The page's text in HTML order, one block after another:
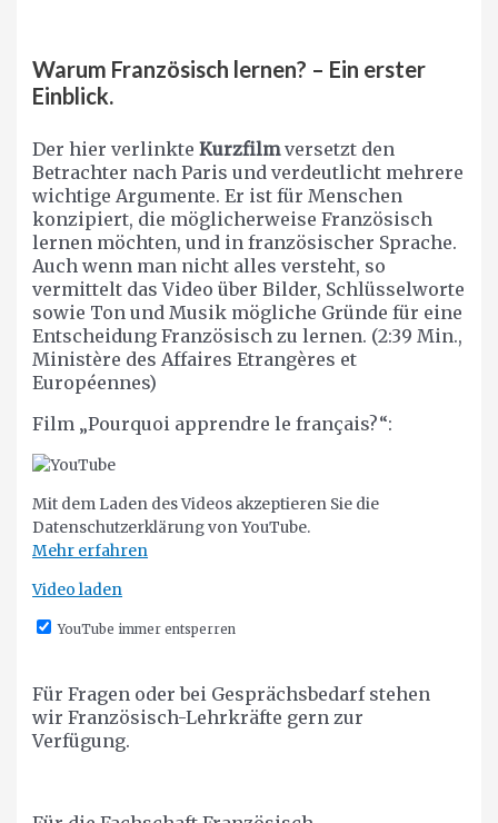
Warum Französisch lernen? – Ein erster
Einblick.
Der hier verlinkteKurzfilmversetzt den
Betrachter nach Paris und verdeutlicht mehrere
wichtige Argumente. Er ist für Menschen
konzipiert, die möglicherweise Französisch
lernen möchten, und in französischer Sprache.
Auch wenn man nicht alles versteht, so
vermittelt das Video über Bilder, Schlüsselworte
sowie Ton und Musik mögliche Gründe für eine
Entscheidung Französisch zu lernen. (2:39 Min.,
Ministère des Affaires Etrangères et
Européennes)
Film „Pourquoi apprendre le français?“:
Mit dem Laden des Videos akzeptieren Sie die
Datenschutzerklärung von YouTube.
Mehr erfahren
Video laden
YouTube immer entsperren
Für Fragen oder bei Gesprächsbedarf stehen
wir Französisch-Lehrkräfte gern zur
Verfügung.